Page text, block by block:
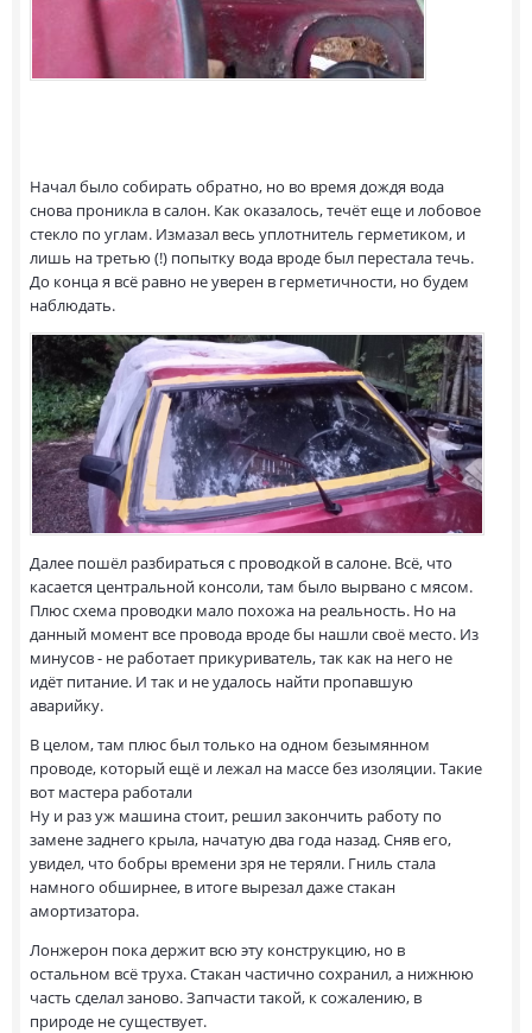
Начал было собирать обратно, но во время дождя вода
снова проникла в салон. Как оказалось, течёт еще и лобовое
стекло по углам. Измазал весь уплотнитель герметиком, и
лишь на третью (!) попытку вода вроде был перестала течь.
До конца я всё равно не уверен в герметичности, но будем
наблюдать.
Далее пошёл разбираться с проводкой в салоне. Всё, что
касается центральной консоли, там было вырвано с мясом.
Плюс схема проводки мало похожа на реальность. Но на
данный момент все провода вроде бы нашли своё место. Из
минусов - не работает прикуриватель, так как на него не
идёт питание. И так и не удалось найти пропавшую
аварийку.
В целом, там плюс был только на одном безымянном
проводе, который ещё и лежал на массе без изоляции. Такие
вот мастера работали
Ну и раз уж машина стоит, решил закончить работу по
замене заднего крыла, начатую два года назад. Сняв его,
увидел, что бобры времени зря не теряли. Гниль стала
намного обширнее, в итоге вырезал даже стакан
амортизатора.
Лонжерон пока держит всю эту конструкцию, но в
остальном всё труха. Стакан частично сохранил, а нижнюю
часть сделал заново. Запчасти такой, к сожалению, в
природе не существует.